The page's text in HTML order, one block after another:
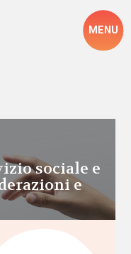
MENU
sociale e
e